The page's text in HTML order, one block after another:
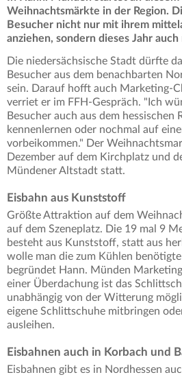
Weihnachtsmärkte in der Region.
Besucher nicht nur mit ihrem
anziehen, sondern dieses Jahr
Die niedersächsische Stadt dürfte
Besucher aus dem benachbarten
sein. Darauf hofft auch Marketing-
verriet er im FFH-Gespräch. "Ich
Besucher auch aus dem hessischen
kennenlernen oder nochmal auf
vorbeikommen." Der
Dezember auf dem Kirchplatz und
Mündener Altstadt statt.
Eisbahn aus Kunststoff
Größte Attraktion auf dem
auf dem Szeneplatz. Die 19 mal 9
besteht aus Kunststoff, statt aus
wolle man die zum Kühlen
begründet Hann. Münden
einer Überdachung ist das
unabhängig von der Witterung
eigene Schlittschuhe mitbringen
ausleihen.
Eisbahnen auch in Korbach und
Eisbahnen gibt es in Nordhessen